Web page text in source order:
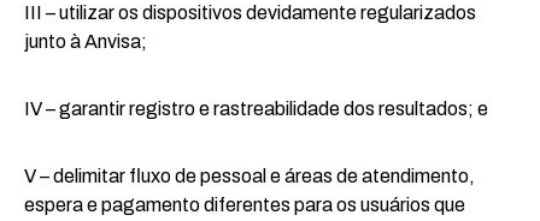
III – utilizar os dispositivos devidamente regularizados
junto à Anvisa;
IV – garantir registro e rastreabilidade dos resultados; e
V – delimitar fluxo de pessoal e áreas de atendimento,
espera e pagamento diferentes para os usuários que